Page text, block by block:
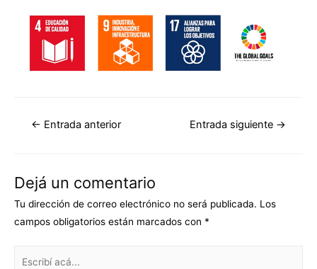
← Entrada anterior Entrada siguiente →
Dejá un comentario
Tu dirección de correo electrónico no será publicada. Los
campos obligatorios están marcados con *